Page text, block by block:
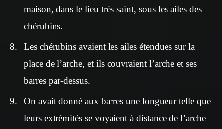
maison, dans le lieu très saint, sous les ailes des
chérubins.
Les chérubins avaient les ailes étendues sur la
place de l’arche, et ils couvraient l’arche et ses
barres par-dessus.
On avait donné aux barres une longueur telle que
leurs extrémités se voyaient à distance de l’arche